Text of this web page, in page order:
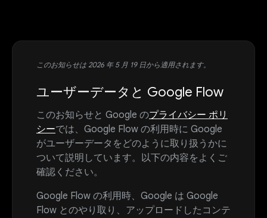
このお知らせは 2026 年 5 月 19 日から適用されます。
ユーザーデータと Google Flow
このお知らせと Google のプライバシー ポリ
シーでは、Google Flow の利用時に Google
がユーザーデータをどのように取り扱うかに
ついて説明しています。以下の内容をよくご
確認ください。
Google Flow の利用時、Google は Google
Flow とのやり取り、アップロードしたコンテ